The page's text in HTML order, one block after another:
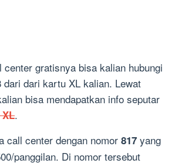
center gratisnya bisa kalian hubungi
dari dari kartu XL kalian. Lewat
bisa mendapatkan info seputar
.
call center dengan nomor 817 yang
panggilan. Di nomor tersebut